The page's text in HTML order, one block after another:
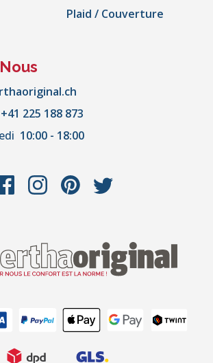
Plaid / Couverture
+41 225 188 873
10:00 - 18:00